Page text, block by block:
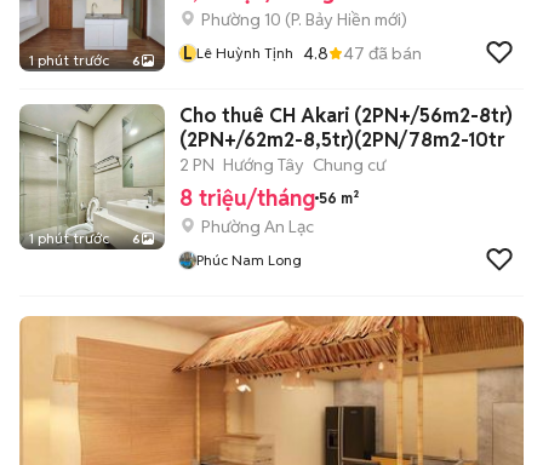
1 phút trước 6
Phường 10 (P. Bảy Hiền mới)
L Lê Huỳnh Tịnh 4.8 47 đã bán
1 phút trước 6
Cho thuê CH Akari (2PN+/56m2-8tr)
(2PN+/62m2-8,5tr)(2PN/78m2-10tr
2 PN Hướng Tây Chung cư
8 triệu/tháng 56 m²
Phường An Lạc
Phúc Nam Long